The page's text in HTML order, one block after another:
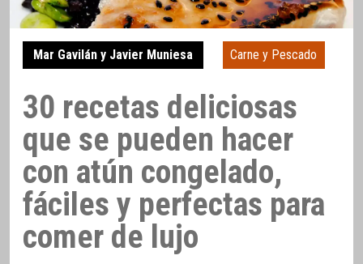
Mar Gavilán y Javier Muniesa Carne y Pescado
30 recetas deliciosas
que se pueden hacer
con atún congelado,
fáciles y perfectas para
comer de lujo